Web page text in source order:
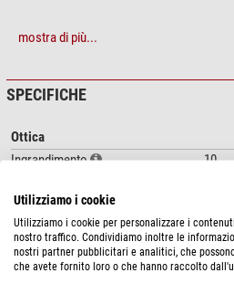
mostra di più...
SPECIFICHE
Ottica
Ingrandimento
10
Prestazioni
Valore del campo visivo
20
Adatto per la serie
Utilizziamo i cookie
Utilizziamo i cookie per personalizzare i
nostro traffico. Condividiamo inoltre le
nostri partner pubblicitari e analitici, che
che avete fornito loro o che hanno raccolto